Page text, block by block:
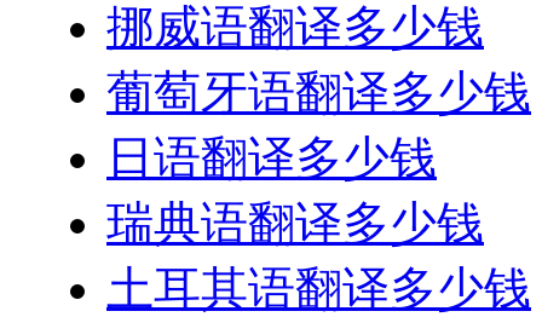
挪威语翻译多少钱
葡萄牙语翻译多少钱
日语翻译多少钱
瑞典语翻译多少钱
土耳其语翻译多少钱